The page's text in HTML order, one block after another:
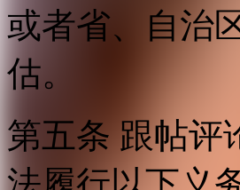
或者省、自治
估。
第五条 跟帖评